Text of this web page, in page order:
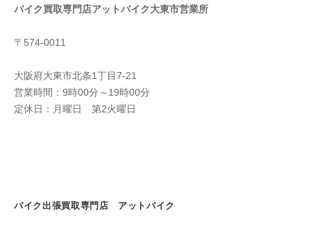
バイク買取専門店アットバイク大東市営業所
〒574-0011
大阪府大東市北条1丁目7-21
営業時間：9時00分～19時00分
定休日：月曜日 第2火曜日
バイク出張買取専門店 アットバイク